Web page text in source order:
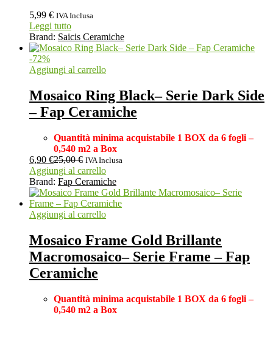
5,99 € IVA Inclusa
Leggi tutto
Brand: Saicis Ceramiche
-72%
Aggiungi al carrello
Mosaico Ring Black– Serie Dark Side
– Fap Ceramiche
Quantità minima acquistabile 1 BOX da 6 fogli –
0,540 m2 a Box
6,90 €25,00€ IVA Inclusa
Aggiungi al carrello
Brand: Fap Ceramiche
Aggiungi al carrello
Mosaico Frame Gold Brillante
Macromosaico– Serie Frame – Fap
Ceramiche
Quantità minima acquistabile 1 BOX da 6 fogli –
0,540 m2 a Box